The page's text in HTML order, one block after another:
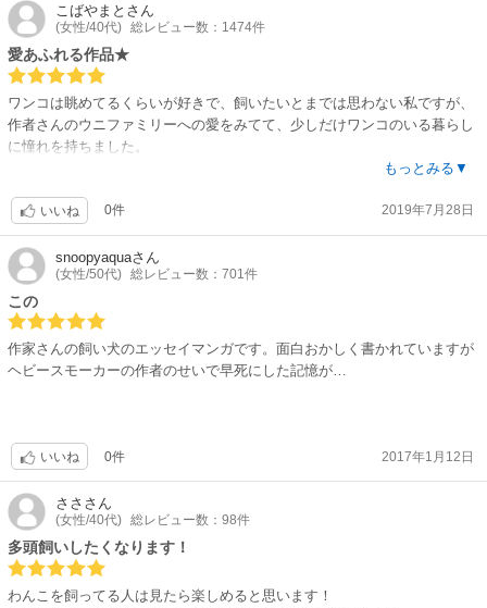
こばやまと さん
(女性/40代) 総レビュー数：1474件
愛あふれる作品★
ワンコは眺めてるくらいが好きで、飼いたいとまでは思わない私ですが、
作者さんのウニファミリーへの愛をみてて、少しだけワンコのいる暮らし
に憧れを持ちました。
もっとみる▼
いいね 0件 2019年7月28日
snoopyaquaさん
(女性/50代) 総レビュー数：701件
この
作家さんの飼い犬のエッセイマンガです。面白おかしく書かれていますが
ヘビースモーカーの作者のせいで早死にした記憶が…
いいね 0件 2017年1月12日
ささ さん
(女性/40代) 総レビュー数：98件
多頭飼いしたくなります！
わんこを飼ってる人は見たら楽しめると思います！